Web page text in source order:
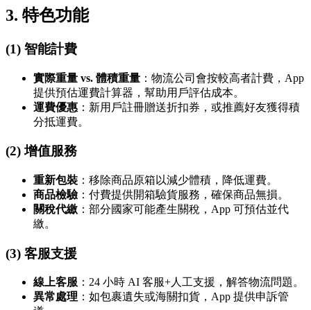
3. 特色功能
(1) 智能計費
實際重量 vs. 體積重量 ：物流公司會按較高者計費，App
提供預估運費計算器，幫助用戶評估成本。
運費優惠 ：新用戶註冊贈送折扣券，或推薦好友獲得積
分抵運費。
(2) 增值服務
重新包裝 ：移除商品原箱以減少體積，降低運費。
商品檢驗：付費提供開箱驗貨服務，確保商品無損。
關稅代繳 ：部分國家可能產生關稅，App 可預估並代
繳。
(3) 客服支援
線上客服 ：24 小時 AI 客服+人工支援，解答物流問題。
異常處理 ：如包裹遺失或海關扣貨，App 提供申訴管